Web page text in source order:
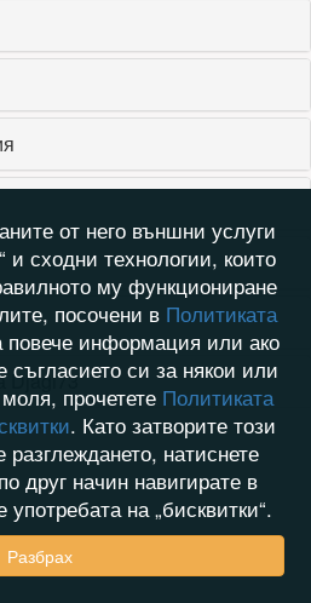
Djagi73
от него външни услуги
и сходни технологии, които
му функциониране
посочени в Политиката
повече информация или ако
съгласието си за някои или
прочетете Политиката
. Като затворите този
натиснете
друг начин навигирате в
на „бисквитки“.
Разбрах